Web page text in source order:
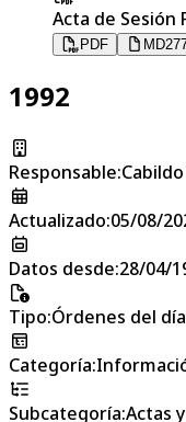
Acta de Sesión
PDF MD
1992
Responsable:
Actualizado:05/08/
Datos desde:28/04/
Tipo:Órdenes del
Categoría:
Subcategoría:Actas